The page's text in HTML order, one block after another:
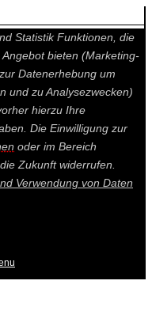
Cookies gesetzt.
Statistik Funktionen, die
bieten (Marketing-
Datenerhebung um
und zu Analysezwecken)
hierzu Ihre
Die Einwilligung zur
oder im Bereich
Zukunft widerrufen.
Verwendung von Daten